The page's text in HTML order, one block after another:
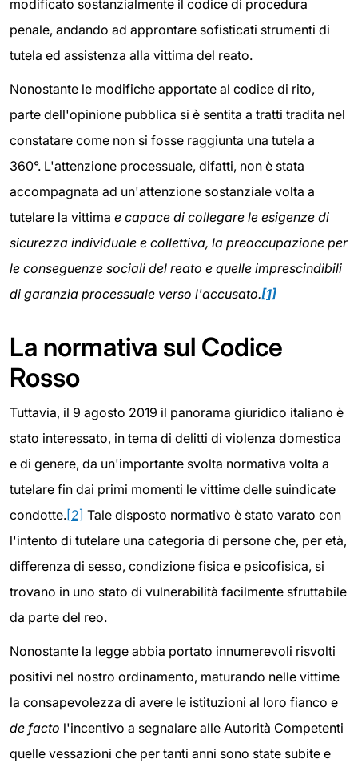
modificato sostanzialmente il codice di procedura
penale, andando ad approntare sofisticati strumenti di
tutela ed assistenza alla vittima del reato.
Nonostante le modifiche apportate al codice di rito,
parte dell'opinione pubblica si è sentita a tratti tradita nel
constatare come non si fosse raggiunta una tutela a
360°. L'attenzione processuale, difatti, non è stata
accompagnata ad un'attenzione sostanziale volta a
tutelare la vittima e capace di collegare le esigenze di
sicurezza individuale e collettiva, la preoccupazione per
le conseguenze sociali del reato e quelle imprescindibili
di garanzia processuale verso l'accusato.[1]
La normativa sul Codice
Rosso
Tuttavia, il 9 agosto 2019 il panorama giuridico italiano è
stato interessato, in tema di delitti di violenza domestica
e di genere, da un'importante svolta normativa volta a
tutelare fin dai primi momenti le vittime delle suindicate
condotte.[2] Tale disposto normativo è stato varato con
l'intento di tutelare una categoria di persone che, per età,
differenza di sesso, condizione fisica e psicofisica, si
trovano in uno stato di vulnerabilità facilmente sfruttabile
da parte del reo.
Nonostante la legge abbia portato innumerevoli risvolti
positivi nel nostro ordinamento, maturando nelle vittime
la consapevolezza di avere le istituzioni al loro fianco e
de facto l'incentivo a segnalare alle Autorità Competenti
quelle vessazioni che per tanti anni sono state subite e